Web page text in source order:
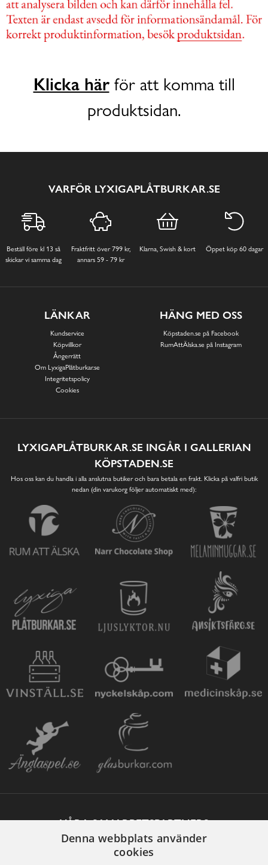
Klicka härför att komma till
produktsidan.
VARFÖR LYXIGAPLÅTBURKAR.SE
Beställ före kl 13 så
skickar vi samma dag
Fraktfritt över 799 kr,
annars 59 - 79 kr
Klarna, Swish & kort Öppet köp 60 dagar
LÄNKAR
Kundservice
Köpvillkor
Ångerrätt
Om LyxigaPlåtburkar.se
Integritetspolicy
Cookies
HÄNG MED OSS
Köpstaden.se på Facebook
RumAttÄlska.se på Instagram
LYXIGAPLÅTBURKAR.SE INGÅR I GALLERIAN
KÖPSTADEN.SE
Hos oss kan du handla i alla anslutna butiker och bara betala en frakt. Klicka på valfri butik
nedan (din varukorg följer automatiskt med):
VÅRA SAMARBETSPARTNERS
Denna webbplats använder
cookies